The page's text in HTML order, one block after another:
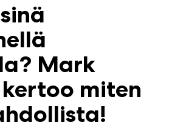
Mark
kertoo miten